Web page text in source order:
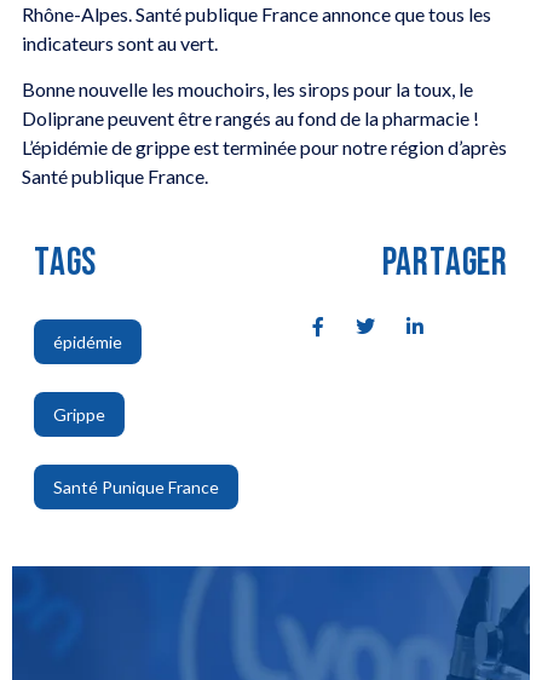
Rhône-Alpes. Santé publique France annonce que tous les
indicateurs sont au vert.
Bonne nouvelle les mouchoirs, les sirops pour la toux, le
Doliprane peuvent être rangés au fond de la pharmacie !
L’épidémie de grippe est terminée pour notre région d’après
Santé publique France.
TAGS
épidémie
,
Grippe
,
Santé Punique France
PARTAGER